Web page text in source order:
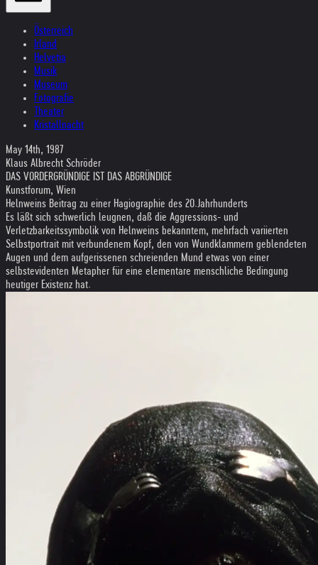
Österreich
Irland
Helvetia
Musik
Museum
Fotografie
Theater
Kristallnacht
May 14th, 1987
Klaus Albrecht Schröder
DAS VORDERGRÜNDIGE IST DAS ABGRÜNDIGE
Kunstforum, Wien
Helnweins Beitrag zu einer Hagiographie des 20.Jahrhunderts
Es läßt sich schwerlich leugnen, daß die Aggressions- und
Verletzbarkeitssymbolik von Helnweins bekanntem, mehrfach variierten
Selbstportrait mit verbundenem Kopf, den von Wundklammern geblendeten
Augen und dem aufgerissenen schreienden Mund etwas von einer
selbstevidenten Metapher für eine elementare menschliche Bedingung
heutiger Existenz hat.